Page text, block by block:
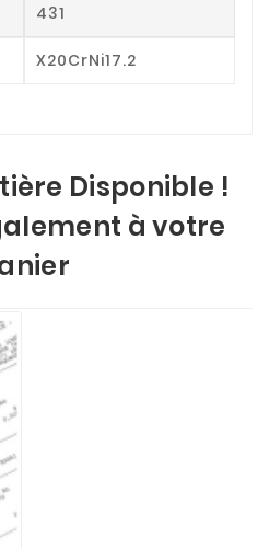
431
X20CrNi17.2
Disponible !
à votre